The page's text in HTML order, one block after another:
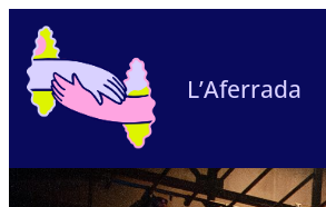
L’Aferrada